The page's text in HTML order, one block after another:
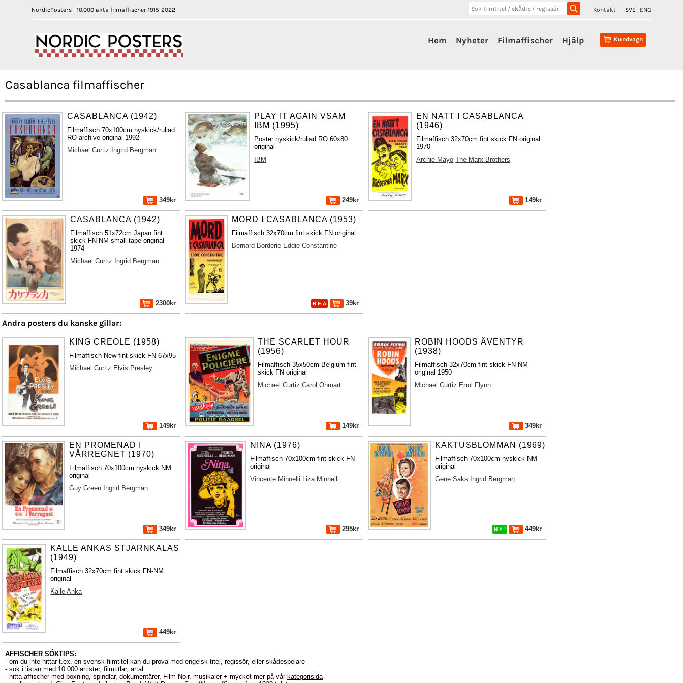
NordicPosters - 10.000 äkta filmaffischer 1915-2022 Kontakt SVE ENG
Kundvagn
Hem Nyheter Filmaffischer Hjälp
Casablanca filmaffischer
CASABLANCA (1942)
Filmaffisch 70x100cm nyskick/rullad
RO archive original 1992
Michael Curtiz Ingrid Bergman
349kr
PLAY IT AGAIN VSAM
IBM (1995)
Poster nyskick/rullad RO 60x80
original
IBM
249kr
EN NATT I CASABLANCA
(1946)
Filmaffisch 32x70cm fint skick FN original
1970
Archie Mayo The Marx Brothers
149kr
CASABLANCA (1942)
Filmaffisch 51x72cm Japan fint
skick FN-NM small tape original
1974
Michael Curtiz Ingrid Bergman
2300kr
MORD I CASABLANCA (1953)
Filmaffisch 32x70cm fint skick FN original
Bernard Borderie Eddie Constantine
R E A 39kr
Andra posters du kanske gillar:
KING CREOLE (1958)
Filmaffisch New fint skick FN 67x95
Michael Curtiz Elvis Presley
149kr
THE SCARLET HOUR
(1956)
Filmaffisch 35x50cm Belgium fint
skick FN original
Michael Curtiz Carol Ohmart
149kr
ROBIN HOODS ÄVENTYR
(1938)
Filmaffisch 32x70cm fint skick FN-NM
original 1950
Michael Curtiz Errol Flynn
349kr
EN PROMENAD I
VÅRREGNET (1970)
Filmaffisch 70x100cm nyskick NM
original
Guy Green Ingrid Bergman
349kr
NINA (1976)
Filmaffisch 70x100cm fint skick FN
original
Vincente Minnelli Liza Minnelli
295kr
KAKTUSBLOMMAN (1969)
Filmaffisch 70x100cm nyskick NM
original
Gene Saks Ingrid Bergman
N Y ! 449kr
KALLE ANKAS STJÄRNKALAS
(1949)
Filmaffisch 32x70cm fint skick FN-NM
original
Kalle Anka
449kr
AFFISCHER SÖKTIPS:
- om du inte hittar t.ex. en svensk filmtitel kan du prova med engelsk titel, regissör, eller skådespelare
- sök i listan med 10.000 artister, filmtitlar, årtal
- hitta affischer med boxning, spindlar, dokumentärer, Film Noir, musikaler + mycket mer på vår kategorisida